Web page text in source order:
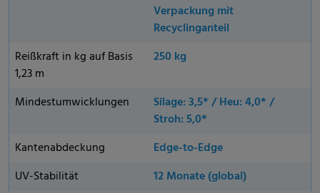
Verpackung mit
Recyclinganteil
Reißkraft in kg auf Basis
1,23 m
250 kg
Mindestumwicklungen
Silage: 3,5* / Heu: 4,0* /
Stroh: 5,0*
Kantenabdeckung
Edge-to-Edge
UV-Stabilität
12 Monate (global)